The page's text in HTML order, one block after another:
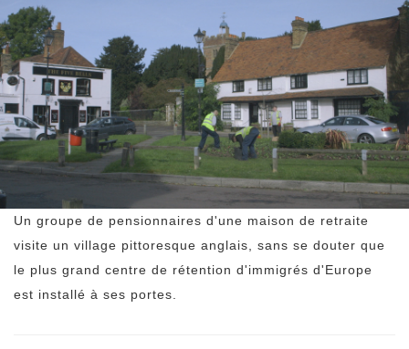
Un groupe de pensionnaires d'une maison de retraite
visite un village pittoresque anglais, sans se douter que
le plus grand centre de rétention d'immigrés d'Europe
est installé à ses portes.